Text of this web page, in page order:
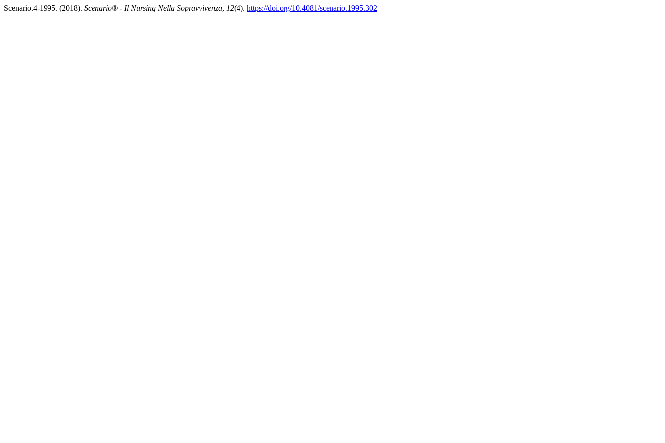
Scenario.4-1995. (2018). Scenario® - Il Nursing Nella Sopravvivenza, 12(4). https://doi.org/10.4081/scenario.1995.302